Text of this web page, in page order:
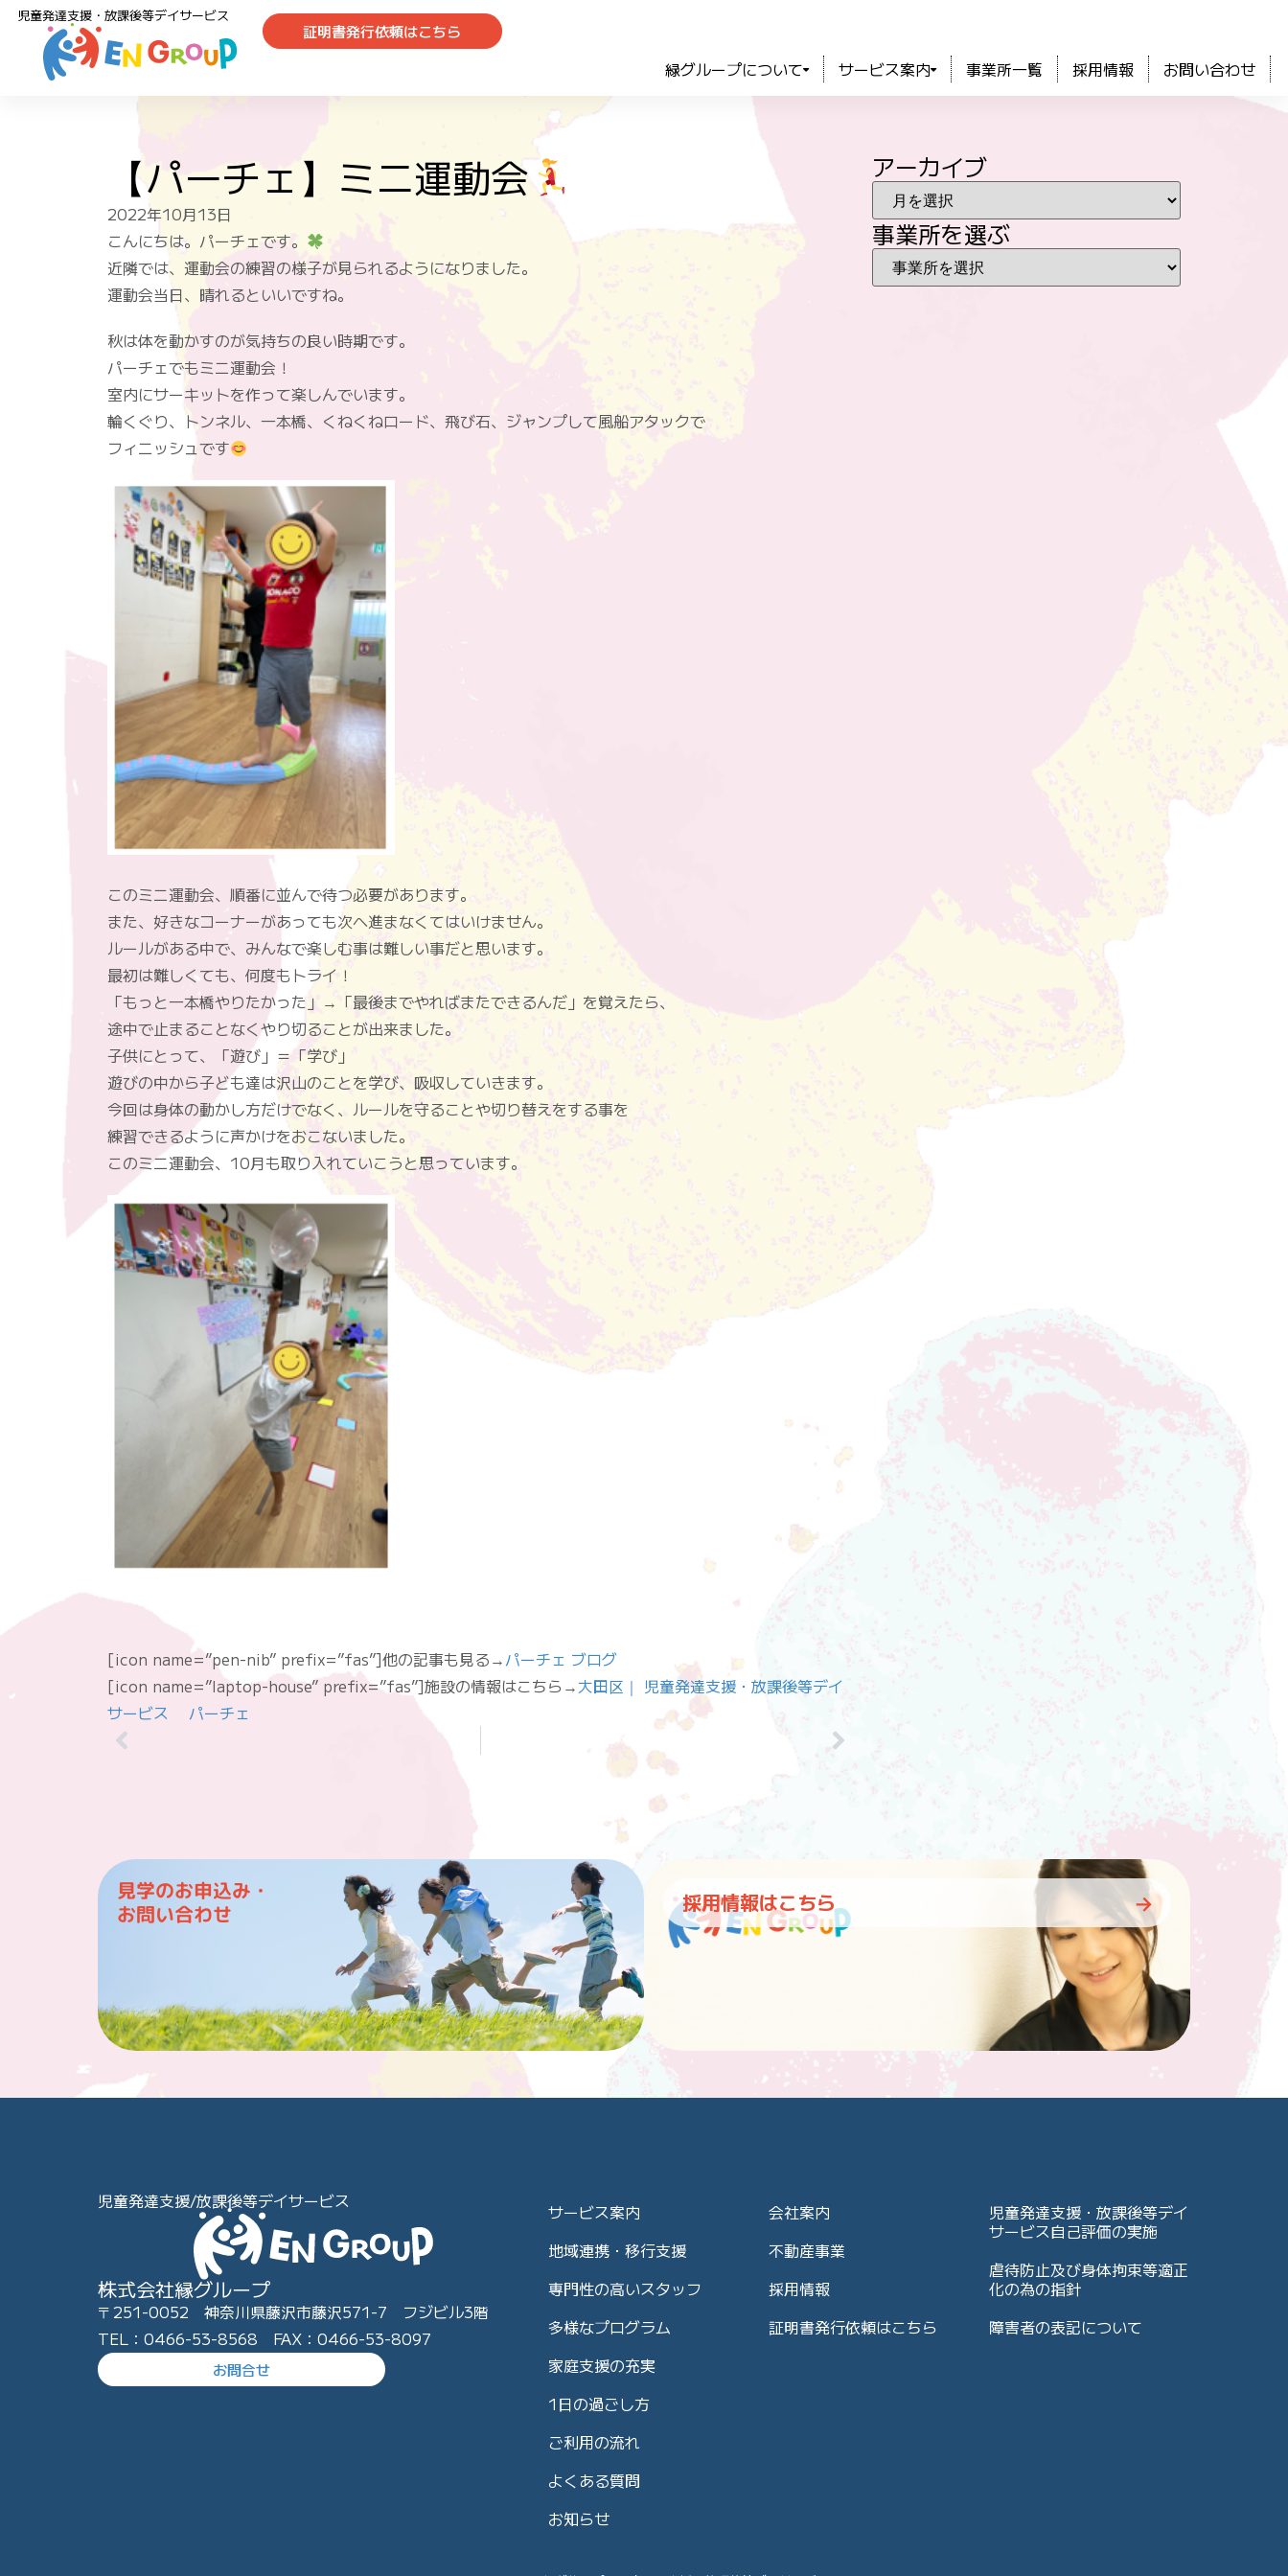
児童発達支援・放課後等デイサービス
証明書発行依頼はこちら
緑グループについて サービス案内 事業所一覧 採用情報 お問い合わせ
【パーチェ】ミニ運動会
2022年10月13日
こんにちは。パーチェです。
近隣では、運動会の練習の様子が見られるようになりました。
運動会当日、晴れるといいですね。
秋は体を動かすのが気持ちの良い時期です。
パーチェでもミニ運動会！
室内にサーキットを作って楽しんでいます。
輪くぐり、トンネル、一本橋、くねくねロード、飛び石、ジャンプして風船アタックで
フィニッシュです
このミニ運動会、順番に並んで待つ必要があります。
また、好きなコーナーがあっても次へ進まなくてはいけません。
ルールがある中で、みんなで楽しむ事は難しい事だと思います。
最初は難しくても、何度もトライ！
「もっと一本橋やりたかった」→「最後までやればまたできるんだ」を覚えたら、
途中で止まることなくやり切ることが出来ました。
子供にとって、「遊び」＝「学び」
遊びの中から子ども達は沢山のことを学び、吸収していきます。
今回は身体の動かし方だけでなく、ルールを守ることや切り替えをする事を
練習できるように声かけをおこないました。
このミニ運動会、10月も取り入れていこうと思っています。
[icon name=”pen-nib” prefix=”fas”]他の記事も見る→パーチェ ブログ
[icon name=”laptop-house” prefix=”fas”]施設の情報はこちら→大田区｜ 児童発達支援・放課後等デイ
サービス パーチェ
アーカイブ
事業所を選ぶ
見学のお申込み・
お問い合わせ
採用情報はこちら
児童発達支援/放課後等デイサービス
株式会社縁グループ
〒251-0052 神奈川県藤沢市藤沢571-7 フジビル3階
TEL：0466-53-8568 FAX：0466-53-8097
お問合せ
サービス案内
地域連携・移行支援
専門性の高いスタッフ
多様なプログラム
家庭支援の充実
1日の過ごし方
ご利用の流れ
よくある質問
お知らせ
会社案内
不動産事業
採用情報
証明書発行依頼はこちら
児童発達支援・放課後等デイ
サービス自己評価の実施
虐待防止及び身体拘束等適正
化の為の指針
障害者の表記について